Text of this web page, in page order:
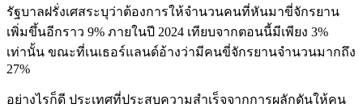
รัฐบาลฝรั่งเศสระบุว่าต้องการให้จำนวนคนที่หันมาขี่จักรยาน
เพิ่มขึ้นอีกราว 9% ภายในปี 2024 เทียบจากตอนนี้มีเพียง 3%
เท่านั้น ขณะที่เนเธอร์แลนด์อ้างว่ามีคนขี่จักรยานจำนวนมากถึง
27%
อย่างไรก็ดี ประเทศที่ประสบความสำเร็จจากการผลักดันให้คน